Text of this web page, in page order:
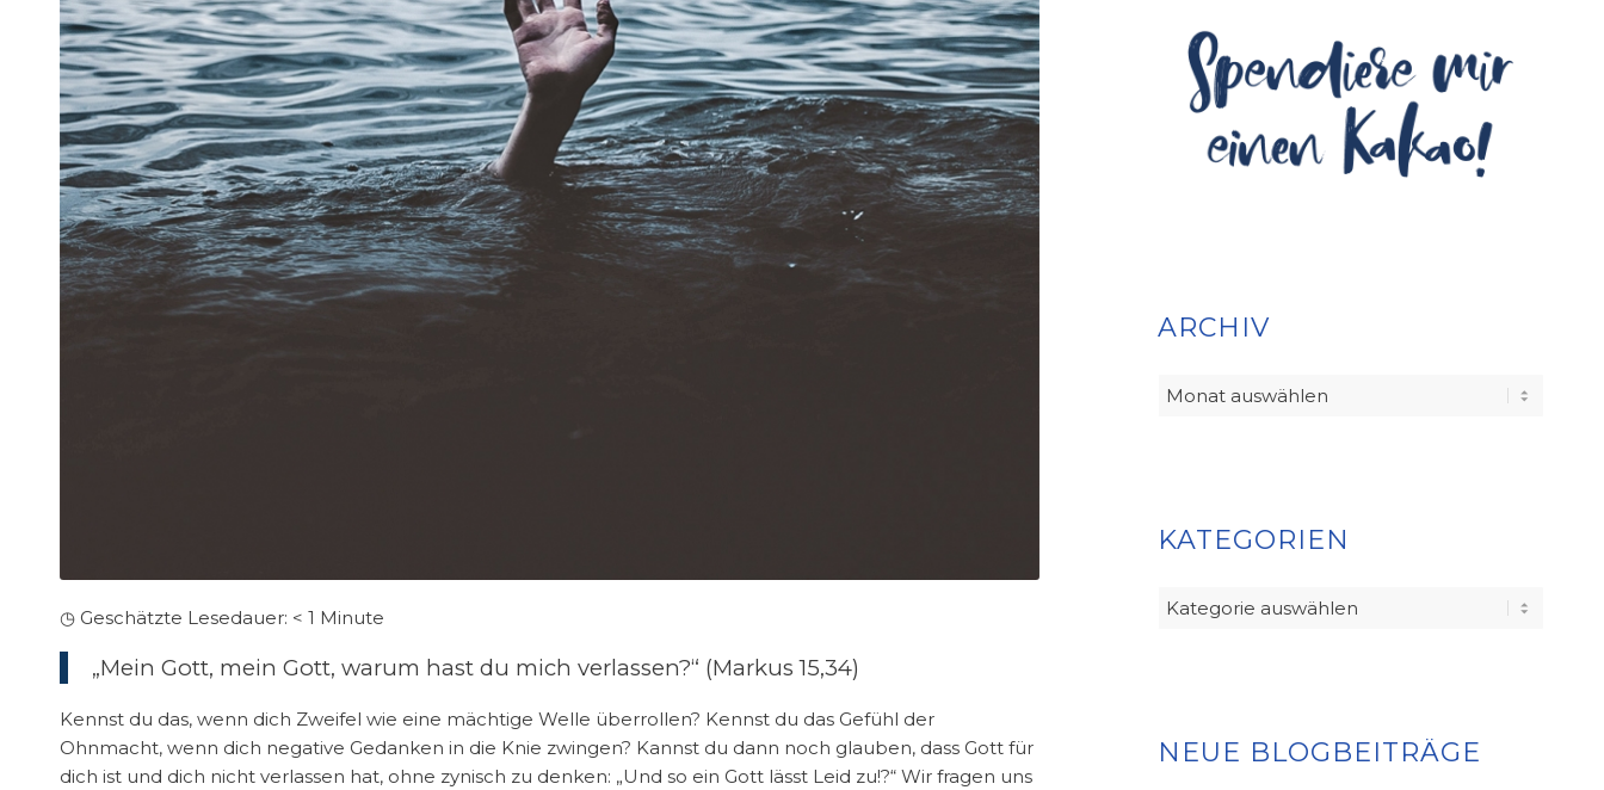
◷ Geschätzte Lesedauer: < 1 Minute
„Mein Gott, mein Gott, warum hast du mich verlassen?“ (Markus 15,34)
Kennst du das, wenn dich Zweifel wie eine mächtige Welle überrollen? Kennst du das Gefühl der
Ohnmacht, wenn dich negative Gedanken in die Knie zwingen? Kannst du dann noch glauben, dass Gott für
dich ist und dich nicht verlassen hat, ohne zynisch zu denken: „Und so ein Gott lässt Leid zu!?“ Wir fragen uns
ARCHIV
KATEGORIEN
Kategorien
NEUE BLOGBEITRÄGE